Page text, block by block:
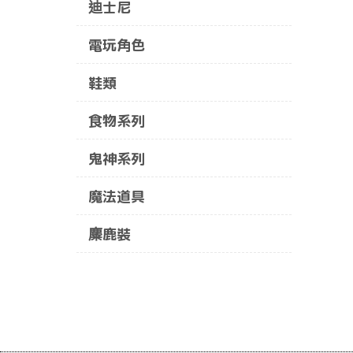
迪士尼
電玩角色
鞋類
食物系列
鬼神系列
魔法道具
麋鹿裝